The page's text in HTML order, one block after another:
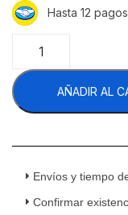
Hasta 12
UWBF-
Wafflera
Sencilla
Acero
120
cantidad
AÑADIR AL
Envíos y tiempo
Confirmar